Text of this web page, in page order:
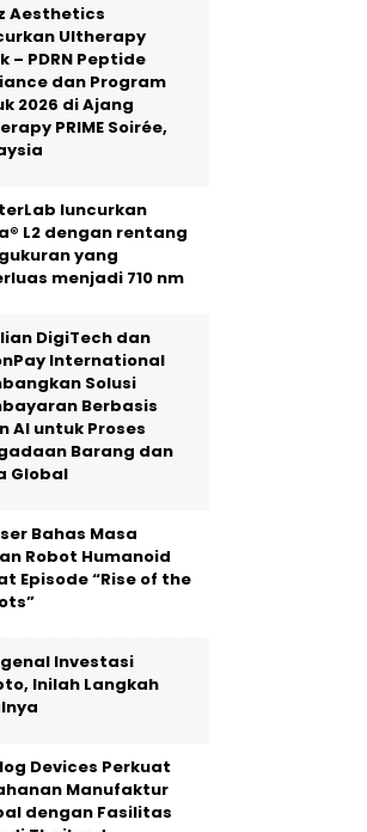
Aesthetics
Ultherapy
– PDRN Peptide
dan Program
2026 di Ajang
PRIME Soirée,
luncurkan
L2 dengan rentang
yang
menjadi 710 nm
DigiTech dan
International
Solusi
Berbasis
AI untuk Proses
Barang dan
Global
Bahas Masa
Robot Humanoid
Episode “Rise of the
Investasi
Inilah Langkah
Devices Perkuat
Manufaktur
dengan Fasilitas